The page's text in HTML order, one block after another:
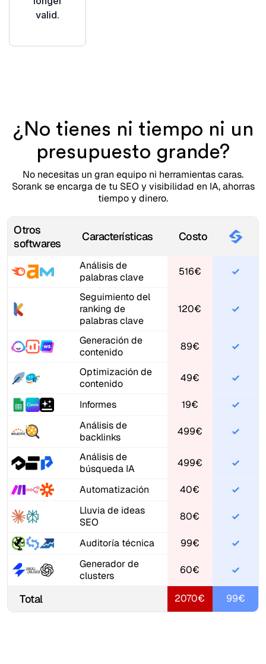
¿No tienes ni tiempo ni un
presupuesto grande?
No necesitas un gran equipo ni herramientas caras.
Sorank se encarga de tu SEO y visibilidad en IA, ahorras
tiempo y dinero.
Otros
softwares
Características Costo
Análisis de
palabras clave
516€
Seguimiento del
ranking de
palabras clave
120€
Generación de
contenido
89€
Optimización de
contenido
49€
Informes
19€
Análisis de
backlinks
499€
Análisis de
búsqueda IA
499€
Automatización
40€
Lluvia de ideas
SEO
80€
Auditoría técnica
99€
Generador de
clusters
60€
Total 2070€ 99€